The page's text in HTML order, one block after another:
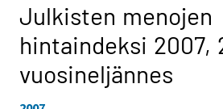
Julkisten menojen
hintaindeksi 2007,
vuosineljännes